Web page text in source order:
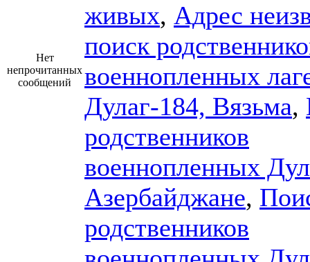
Нет
непрочитанных
сообщений
живых, Адрес
поиск
военнопленных
Дулаг-184, Вязьма,
родственников
военнопленных
Азербайджане,
родственников